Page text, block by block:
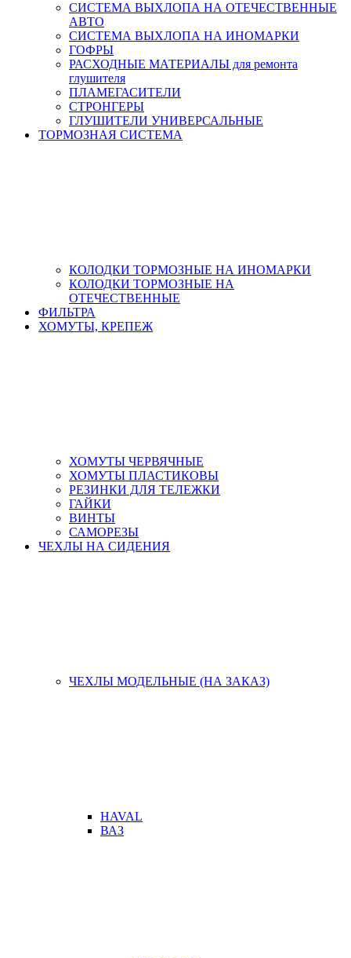
СИСТЕМА ВЫХЛОПА НА ОТЕЧЕСТВЕННЫЕ
АВТО
СИСТЕМА ВЫХЛОПА НА ИНОМАРКИ
ГОФРЫ
РАСХОДНЫЕ МАТЕРИАЛЫ для ремонта
глушителя
ПЛАМЕГАСИТЕЛИ
СТРОНГЕРЫ
ГЛУШИТЕЛИ УНИВЕРСАЛЬНЫЕ
ТОРМОЗНАЯ СИСТЕМА
КОЛОДКИ ТОРМОЗНЫЕ НА ИНОМАРКИ
КОЛОДКИ ТОРМОЗНЫЕ НА
ОТЕЧЕСТВЕННЫЕ
ФИЛЬТРА
ХОМУТЫ, КРЕПЕЖ
ХОМУТЫ ЧЕРВЯЧНЫЕ
ХОМУТЫ ПЛАСТИКОВЫ
РЕЗИНКИ ДЛЯ ТЕЛЕЖКИ
ГАЙКИ
ВИНТЫ
САМОРЕЗЫ
ЧЕХЛЫ НА СИДЕНИЯ
ЧЕХЛЫ МОДЕЛЬНЫЕ (НА ЗАКАЗ)
HAVAL
ВАЗ